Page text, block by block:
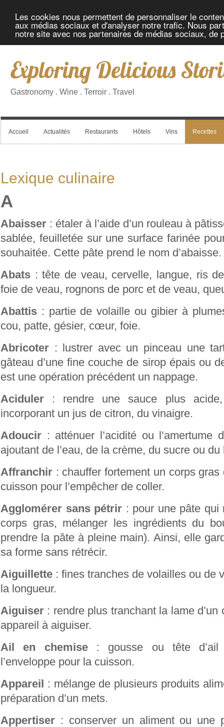
Les cookies nous permettent de personnaliser le
aux médias sociaux et d'analyser notre trafic. Nous
notre site avec nos partenaires de médias sociaux, de
Exploring Delicious
Gastronomy . Wine . Terroir . Travel
Accueil Actualités Restaurants Hôtels Vins Recettes
Lexique culinaire
A
Abaisser : étaler à l’aide d’un rouleau à
sablée, feuilletée sur une surface farinée
souhaitée. Cette pâte prend le nom d’abaisse.
Abats : tête de veau, cervelle, langue, ris
foie de veau, rognons de porc et de veau,
Abattis : partie de volaille ou gibier à
cou, patte, gésier, cœur, foie.
Abricoter : lustrer avec un pinceau une
gâteau d’une fine couche de sirop épais ou
est une opération précédent un nappage.
Aciduler : rendre une sauce plus
incorporant un jus de citron, du vinaigre.
Adoucir : atténuer l’acidité ou l’amertume
ajoutant de l’eau, de la crème, du sucre ou du
Affranchir : chauffer fortement un corps
cuisson pour l’empêcher de coller.
Agglomérer sans pétrir : pour une pâte qui
corps gras, mélanger les ingrédients du
prendre la pâte à pleine main). Ainsi, elle
sa forme sans rétrécir.
Aiguillette : fines tranches de volailles ou de
la longueur.
Aiguiser : rendre plus tranchant la lame d’un
appareil à aiguiser.
Ail en chemise: gousse ou tête d’ail
l’enveloppe pour la cuisson.
Appareil : mélange de plusieurs produits
préparation d’un mets.
Appertiser : conserver un aliment ou une